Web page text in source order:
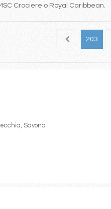
Crociere o Royal Caribbean.
202 203
Savona